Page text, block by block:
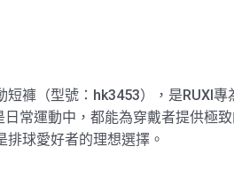
褲（型號：hk3453），是RUXI專
常運動中，都能為穿戴者提供極
球愛好者的理想選擇。